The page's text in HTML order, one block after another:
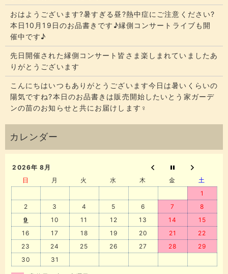
おはようございます?暑すぎる昼?熱中症にご注意ください?
本日10月19日のお品書きです♪縁側コンサートライブも開
催中です♪
先日開催された縁側コンサート皆さま楽しまれていましたあ
りがとうございます
こんにちはいつもありがとうございます今日は暑いくらいの
陽気ですね?本日のお品書きは販売開始したいとう家ガーデ
ンの苗のお知らせと共にお届けします‍♀️
2026年 8月
日
月 火 水 木 金
土
1
2
3 4 5 6 7
8
9
10 11 12 13 14
15
16
17 18 19 20 21
22
23
24 25 26 27 28
29
30
31